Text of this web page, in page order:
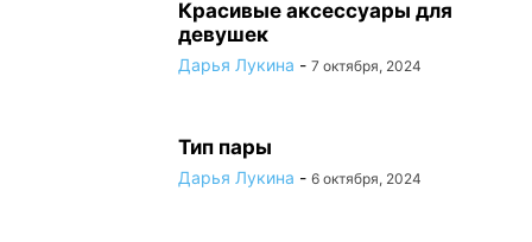
Красивые аксессуары для
девушек
Дарья Лукина - 7 октября, 2024
Тип пары
Дарья Лукина - 6 октября, 2024